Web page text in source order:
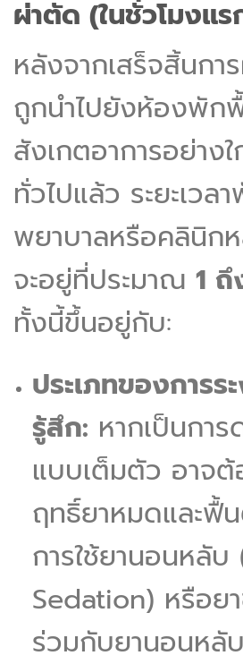
ผ่าตัด (ในชั่วโมงแ
หลังจากเสร็จสิ้นก
ถูกนำไปยังห้องพัก
สังเกตอาการอย่าง
ทั่วไปแล้ว ระยะเวล
พยาบาลหรือคลินิก
จะอยู่ที่ประมาณ 1
ทั้งนี้ขึ้นอยู่กับ:
ประเภทของการร
รู้สึก: หากเป็นกา
แบบเต็มตัว อาจต้
ฤทธิ์ยาหมดและฟื้
การใช้ยานอนหลับ
Sedation) หรือยา
ร่วมกับยานอนหลับ